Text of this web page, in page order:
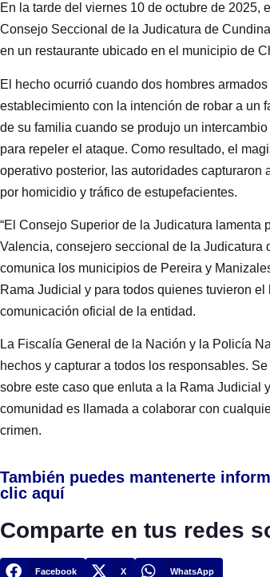
En la tarde del viernes 10 de octubre de 2025,
Consejo Seccional de la Judicatura de
en un restaurante ubicado en el municipio de
El hecho ocurrió cuando dos hombres
establecimiento con la intención de robar a un
de su familia cuando se produjo un
para repeler el ataque. Como resultado, el
operativo posterior, las autoridades
por homicidio y tráfico de estupefacientes.
“El Consejo Superior de la Judicatura
Valencia, consejero seccional de la
comunica los municipios de Pereira y
Rama Judicial y para todos quienes tuvieron
comunicación oficial de la entidad.
La Fiscalía General de la Nación y la Policía
hechos y capturar a todos los responsables.
sobre este caso que enluta a la Rama Judicial
comunidad es llamada a colaborar con
crimen.
También puedes mantenerte
clic aquí
Comparte en tus redes
Facebook X WhatsApp